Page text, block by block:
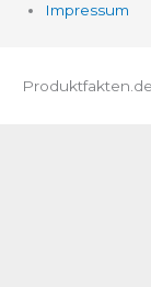
Impressum
InhaltProduktfakten.de